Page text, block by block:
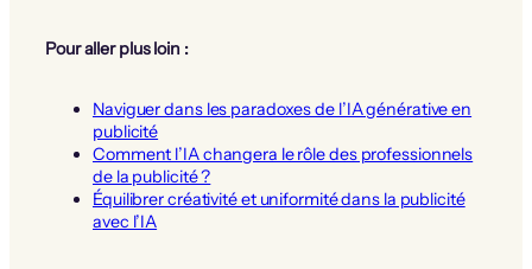
Pour aller plus loin :
Naviguer dans les paradoxes de l’IA générative en
publicité
Comment l’IA changera le rôle des professionnels
de la publicité ?
Équilibrer créativité et uniformité dans la publicité
avec l’IA